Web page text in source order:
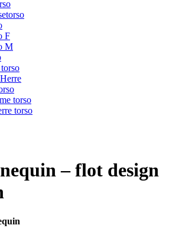
F
M
torso
torso
– flot design